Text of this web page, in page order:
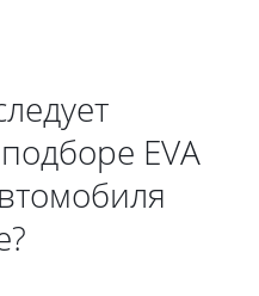
EVA